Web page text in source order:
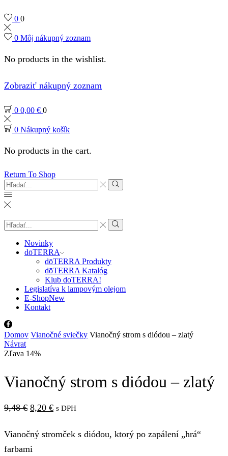
0 0
0 Môj nákupný zoznam
No products in the wishlist.
Zobraziť nákupný zoznam
0 0,00 € 0
0 Nákupný košík
No products in the cart.
Return To Shop
Search
input
Search
Search
input
Search
Novinky
dōTERRA
dōTERRA Produkty
dōTERRA Katalóg
Klub doTERRA!
Legislatíva k lampovým olejom
E-ShopNew
Kontakt
Facebook
Domov Vianočné sviečky Vianočný strom s diódou – zlatý
Návrat
Zľava 14%
Vianočný strom s diódou – zlatý
9,48€ Pôvodná
bola:
9,48 €.
8,20 €Aktuálna
je:
s DPH
Vianočný stromček s diódou, ktorý po zapálení „hrá“
farbami